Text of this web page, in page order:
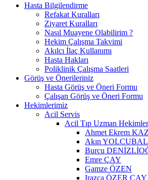
Hasta Bilgilendirme
Refakat Kuralları
Ziyaret Kuralları
Nasıl Muayene Olabilirim ?
Hekim Çalışma Takvimi
Akılcı İlaç Kullanımı
Hasta Hakları
Poliklinik Çalışma Saatleri
Görüş ve Önerileriniz
Hasta Görüş ve Öneri Formu
Çalışan Görüş ve Öneri Formu
Hekimlerimiz
Acil Servis
Acil Tıp Uzman
Ahmet Ekrem
Akın YOLCUBAL
Burcu
Emre ÇAY
Gamze ÖZEN
Irazca ÖZER ÇAY